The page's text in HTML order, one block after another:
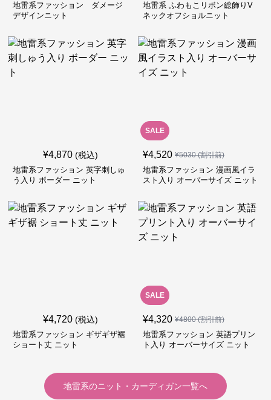
地雷系ファッション ダメージ
デザインニット
地雷系 ふわもこリボン総飾りV
ネックオフショルニット
¥4,870 (税込)
地雷系ファッション 英字刺しゅ
う入り ボーダー ニット
SALE
¥4,520 ¥5030(割引前)
地雷系ファッション 漫画風イラ
スト入り オーバーサイズ ニット
¥4,720 (税込)
地雷系ファッション ギザギザ裾
ショート丈 ニット
SALE
¥4,320 ¥4800(割引前)
地雷系ファッション 英語プリン
ト入り オーバーサイズ ニット
地雷系のニット・カーディガン一覧へ